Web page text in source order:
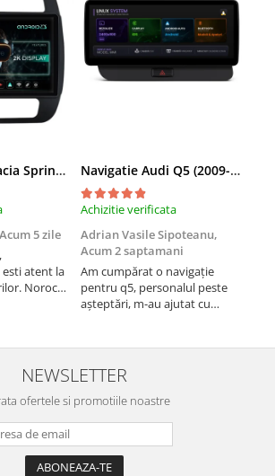
Navigatie 2K Dacia Spring (2021- Prezent), Android, S-Quadcore / 4GB RAM + 64GB ROM, 9.5 Inch - AD-BGS90042K+AD-BGRKIT366V4s
Acum 5 zile
atent la
Noroc
si mi-a
era
video de la
Navigatie Audi Q5 (2009-2017), Linux OS & OEM, MMI 3G, CarPlay & Android Auto Wireless, MirrorLink, Camera AHD, 12.3 Inch - AD-BGAALNXH+AD-BGRKITQ5002
Achizitie verificata
Adrian Vasile Sipoteanu,
Acum 2 saptamani
Am cumpărat o navigație
pentru q5, personalul peste
așteptări, m-au ajutat cu
rânduri. Foarte serviabili,
livrare rapidă, suport tehnic,
totul impecabil, o să revin la ei
și pentru vi...
NEWSLETTER
ofertele si promotiile noastre